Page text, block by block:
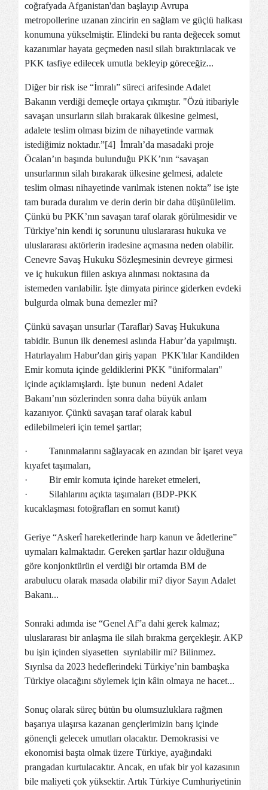
coğrafyada Afganistan'dan başlayıp Avrupa
metropollerine uzanan zincirin en sağlam ve güçlü halkası
konumuna yükselmiştir. Elindeki bu ranta değecek somut
kazanımlar hayata geçmeden nasıl silah bıraktırılacak ve
PKK tasfiye edilecek umutla bekleyip göreceğiz...
Diğer bir risk ise “İmralı” süreci arifesinde Adalet
Bakanın verdiği demeçle ortaya çıkmıştır. "Özü itibariyle
savaşan unsurların silah bırakarak ülkesine gelmesi,
adalete teslim olması bizim de nihayetinde varmak
istediğimiz noktadır.”[4] İmralı’da masadaki proje
Öcalan’ın başında bulunduğu PKK’nın “savaşan
unsurlarının silah bırakarak ülkesine gelmesi, adalete
teslim olması nihayetinde varılmak istenen nokta” ise işte
tam burada duralım ve derin derin bir daha düşünülelim.
Çünkü bu PKK’nın savaşan taraf olarak görülmesidir ve
Türkiye’nin kendi iç sorununu uluslararası hukuka ve
uluslararası aktörlerin iradesine açmasına neden olabilir.
Cenevre Savaş Hukuku Sözleşmesinin devreye girmesi
ve iç hukukun fiilen askıya alınması noktasına da
istemeden varılabilir. İşte dimyata pirince giderken evdeki
bulgurda olmak buna demezler mi?
Çünkü savaşan unsurlar (Taraflar) Savaş Hukukuna
tabidir. Bunun ilk denemesi aslında Habur’da yapılmıştı.
Hatırlayalım Habur'dan giriş yapan PKK'lılar Kandilden
Emir komuta içinde geldiklerini PKK "üniformaları"
içinde açıklamışlardı. İşte bunun nedeni Adalet
Bakanı’nın sözlerinden sonra daha büyük anlam
kazanıyor. Çünkü savaşan taraf olarak kabul
edilebilmeleri için temel şartlar;
·
Tanınmalarını sağlayacak en azından bir işaret veya
kıyafet taşımaları,
·
Bir emir komuta içinde hareket etmeleri,
·
Silahlarını açıkta taşımaları (BDP-PKK
kucaklaşması fotoğrafları en somut kanıt)
Geriye “Askerî hareketlerinde harp kanun ve âdetlerine”
uymaları kalmaktadır. Gereken şartlar hazır olduğuna
göre konjonktürün el verdiği bir ortamda BM de
arabulucu olarak masada olabilir mi? diyor Sayın Adalet
Bakanı...
Sonraki adımda ise “Genel Af”a dahi gerek kalmaz;
uluslararası bir anlaşma ile silah bırakma gerçekleşir. AKP
bu işin içinden siyasetten sıyrılabilir mi? Bilinmez.
Sıyrılsa da 2023 hedeflerindeki Türkiye’nin bambaşka
Türkiye olacağını söylemek için kâin olmaya ne hacet...
Sonuç olarak süreç bütün bu olumsuzluklara rağmen
başarıya ulaşırsa kazanan gençlerimizin barış içinde
gönençli gelecek umutları olacaktır. Demokrasisi ve
ekonomisi başta olmak üzere Türkiye, ayağındaki
prangadan kurtulacaktır. Ancak, en ufak bir yol kazasının
bile maliyeti çok yüksektir. Artık Türkiye Cumhuriyetinin